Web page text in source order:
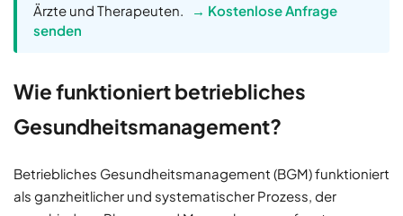
Ärzte und Therapeuten.
→ Kostenlose Anfrage
senden
Wie funktioniert betriebliches
Gesundheitsmanagement?
Betriebliches Gesundheitsmanagement (BGM) funktioniert
als ganzheitlicher und systematischer Prozess, der